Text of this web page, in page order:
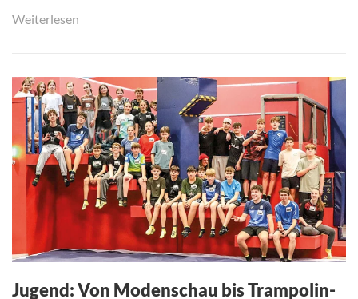
Weiterlesen
Jugend: Von Modenschau bis Trampolin-